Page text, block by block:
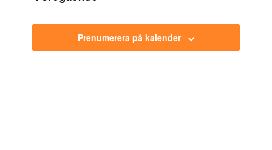
Navigation
Prenumerera på kalender